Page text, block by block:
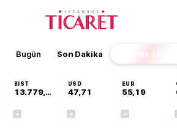
Bugün Son Dakika Finans
BIST
13.779,39
USD
47,71
EUR
55,19